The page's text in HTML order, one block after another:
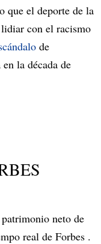
que el deporte de la
con el racismo
de
la década de
neto de
real de Forbes .